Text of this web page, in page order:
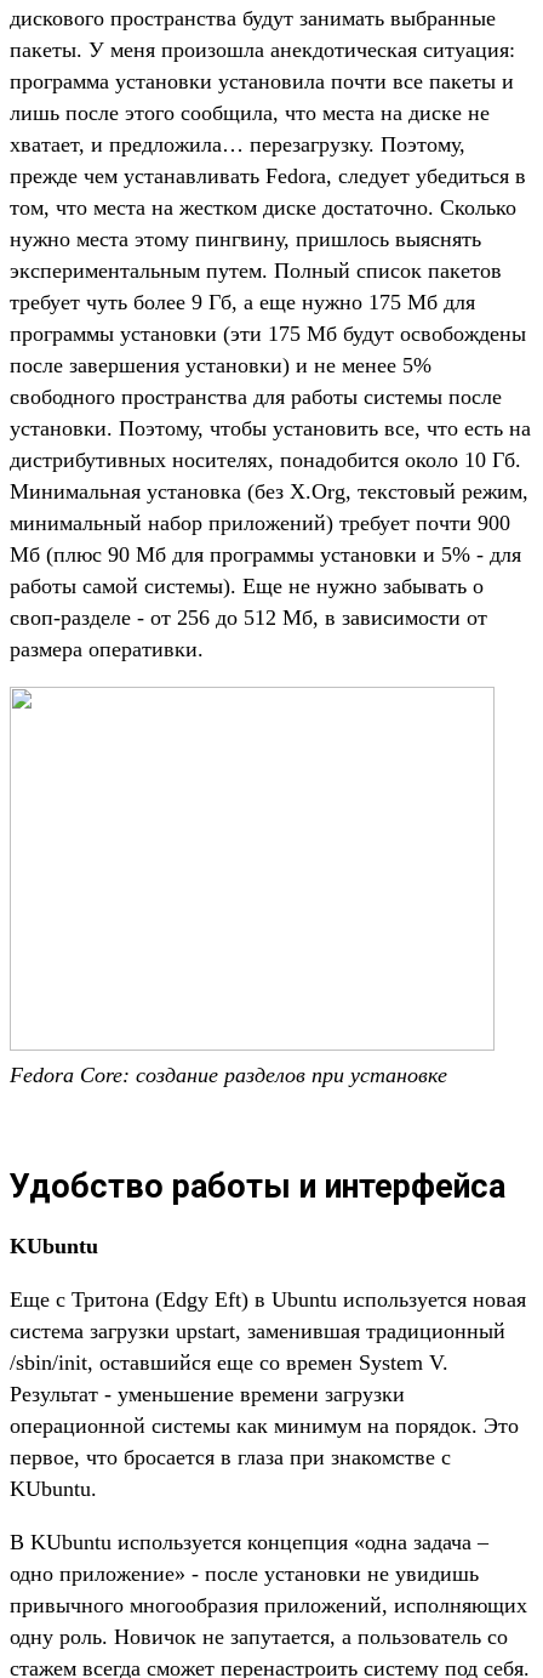
дискового пространства будут занимать выбранные
пакеты. У меня произошла анекдотическая ситуация:
программа установки установила почти все пакеты и
лишь после этого сообщила, что места на диске не
хватает, и предложила… перезагрузку. Поэтому,
прежде чем устанавливать Fedora, следует убедиться в
том, что места на жестком диске достаточно. Сколько
нужно места этому пингвину, пришлось выяснять
экспериментальным путем. Полный список пакетов
требует чуть более 9 Гб, а еще нужно 175 Мб для
программы установки (эти 175 Мб будут освобождены
после завершения установки) и не менее 5%
свободного пространства для работы системы после
установки. Поэтому, чтобы установить все, что есть на
дистрибутивных носителях, понадобится около 10 Гб.
Минимальная установка (без X.Org, текстовый режим,
минимальный набор приложений) требует почти 900
Мб (плюс 90 Мб для программы установки и 5% - для
работы самой системы). Еще не нужно забывать о
своп-разделе - от 256 до 512 Мб, в зависимости от
размера оперативки.
Fedora Core: создание разделов при установке
Удобство работы и интерфейса
KUbuntu
Еще с Тритона (Edgy Eft) в Ubuntu используется новая
система загрузки upstart, заменившая традиционный
/sbin/init, оставшийся еще со времен System V.
Результат - уменьшение времени загрузки
операционной системы как минимум на порядок. Это
первое, что бросается в глаза при знакомстве с
KUbuntu.
В KUbuntu используется концепция «одна задача –
одно приложение» - после установки не увидишь
привычного многообразия приложений, исполняющих
одну роль. Новичок не запутается, а пользователь со
стажем всегда сможет перенастроить систему под себя.